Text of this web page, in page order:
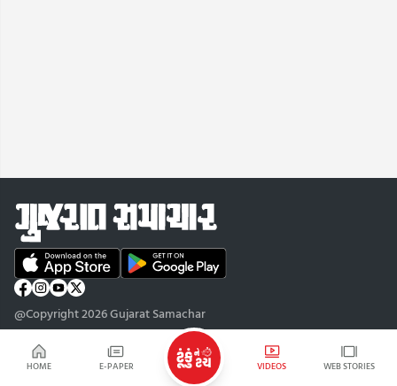
HOME E-PAPER VIDEOS WEB STORIES
@Copyright 2026 Gujarat Samachar